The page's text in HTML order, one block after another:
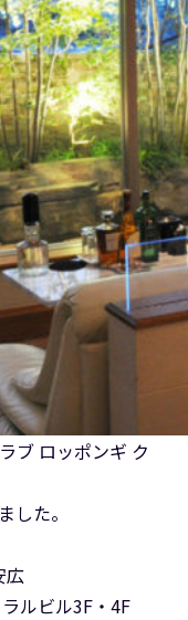
ブ ロッポンギ ク
した。
広
ルビル3F・4F